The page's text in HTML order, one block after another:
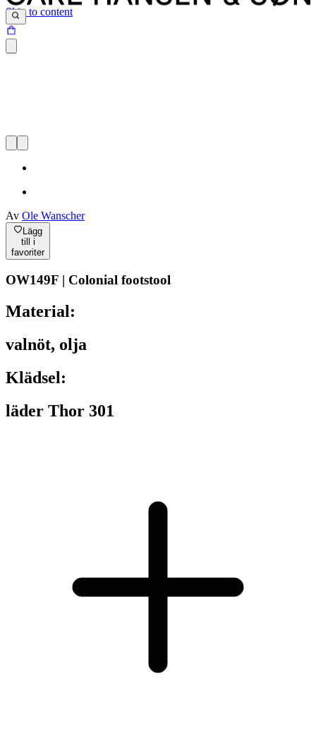
Skip to content
Av Ole Wanscher
Lägg
till i
favoriter
OW149F | Colonial footstool
Material:
valnöt, olja
Klädsel:
läder Thor 301